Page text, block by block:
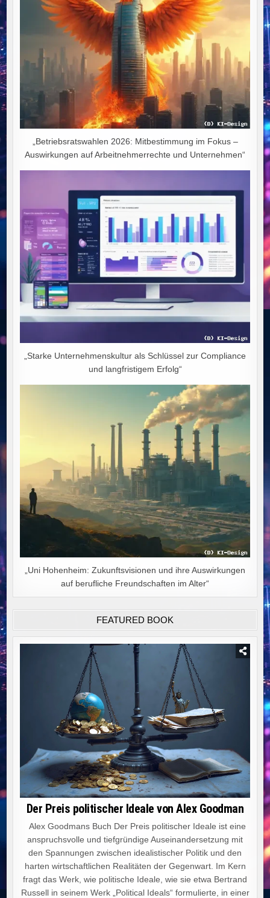
„Betriebsratswahlen 2026: Mitbestimmung im Fokus –
Auswirkungen auf Arbeitnehmerrechte und Unternehmen“
„Starke Unternehmenskultur als Schlüssel zur Compliance
und langfristigem Erfolg“
„Uni Hohenheim: Zukunftsvisionen und ihre Auswirkungen
auf berufliche Freundschaften im Alter“
FEATURED BOOK
Der Preis politischer Ideale von Alex Goodman
Alex Goodmans Buch Der Preis politischer Ideale ist eine
anspruchsvolle und tiefgründige Auseinandersetzung mit
den Spannungen zwischen idealistischer Politik und den
harten wirtschaftlichen Realitäten der Gegenwart. Im Kern
fragt das Werk, wie politische Ideale, wie sie etwa Bertrand
Russell in seinem Werk „Political Ideals“ formulierte, in einer